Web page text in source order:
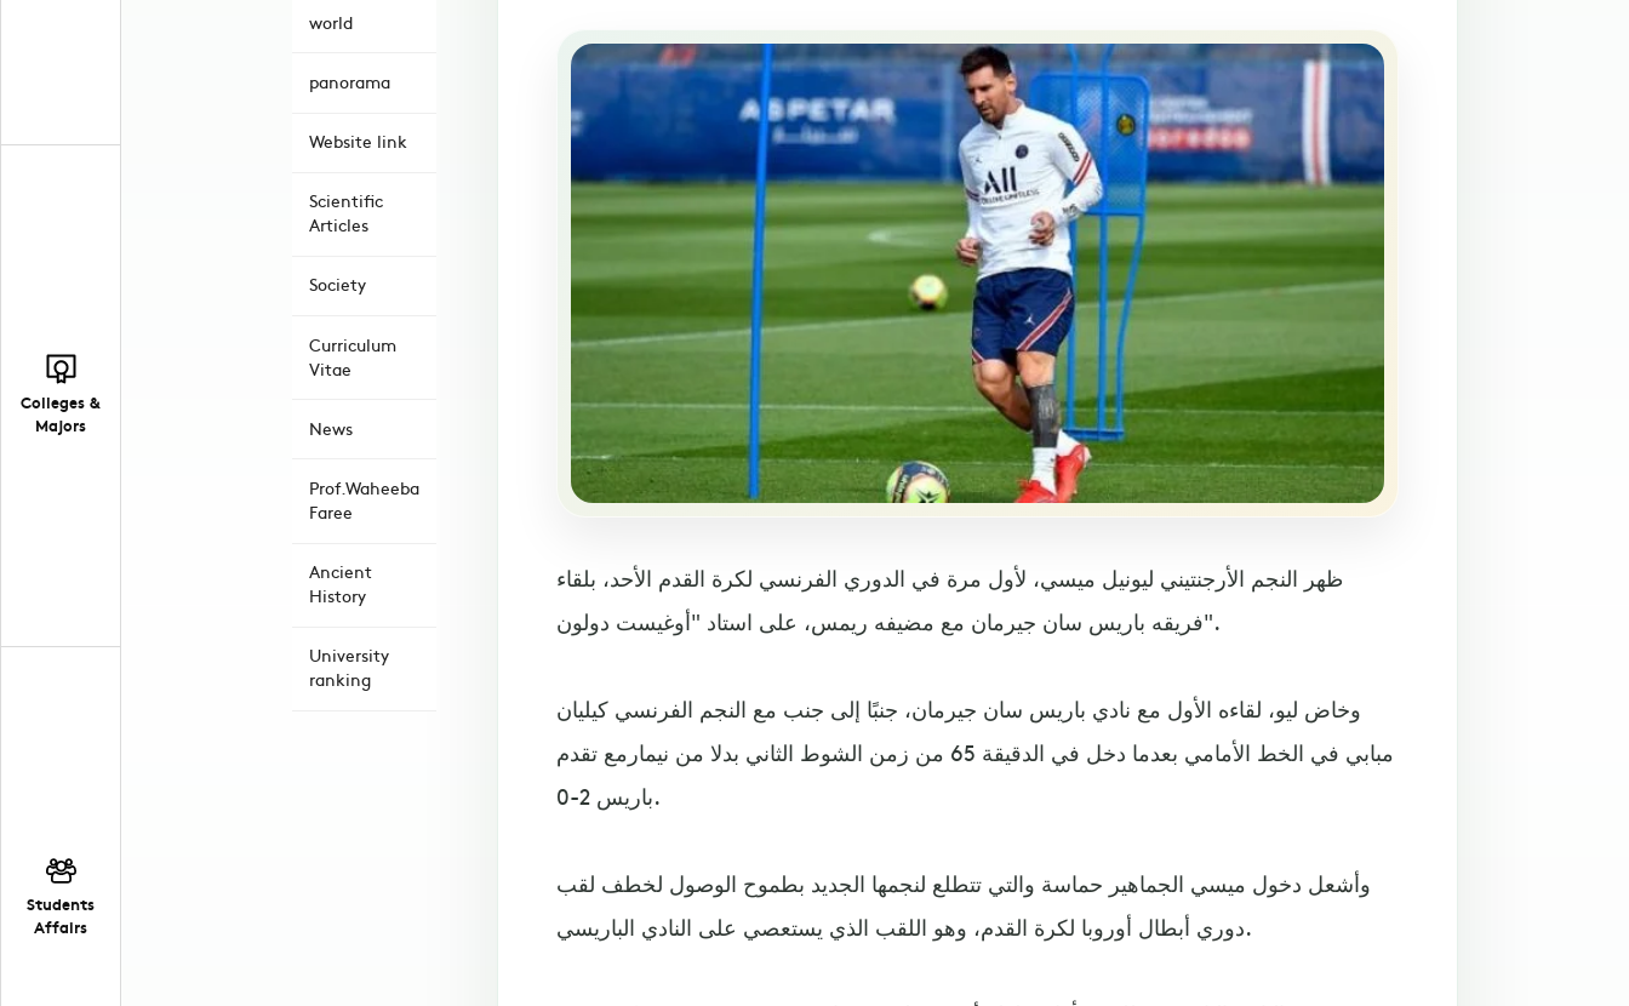
Colleges &
Majors
Students
Affairs
world
panorama
Website link
Scientific
Articles
Society
Curriculum
Vitae
News
Prof.Waheeba
Faree
Ancient
History
University
ranking
ظهر النجم الأرجنتيني ليونيل ميسي، لأول مرة في الدوري الفرنسي لكرة القدم الأحد، بلقاء
فريقه باريس سان جيرمان مع مضيفه ريمس، على استاد "أوغيست دولون".
وخاض ليو، لقاءه الأول مع نادي باريس سان جيرمان، جنبًا إلى جنب مع النجم الفرنسي كيليان
مبابي في الخط الأمامي بعدما دخل في الدقيقة 65 من زمن الشوط الثاني بدلا من نيمارمع تقدم
باريس 2-0.
وأشعل دخول ميسي الجماهير حماسة والتي تتطلع لنجمها الجديد بطموح الوصول لخطف لقب
دوري أبطال أوروبا لكرة القدم، وهو اللقب الذي يستعصي على النادي الباريسي.